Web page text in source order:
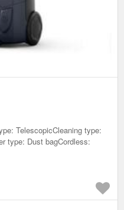
TelescopicCleaning type:
type: Dust bagCordless: